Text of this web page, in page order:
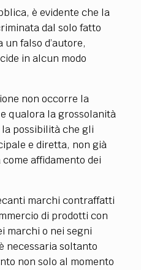
è evidente che la
dal solo fatto
falso d’autore,
in alcun modo
non occorre la
qualora la grossolanità
possibilità che gli
e diretta, non già
affidamento dei
marchi contraffatti
di prodotti con
marchi o nei segni
necessaria soltanto
non solo al momento